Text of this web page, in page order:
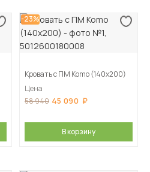
-23%
Кровать с ПМ Komo (140х200)
Цена
58 940 45 090
В корзину